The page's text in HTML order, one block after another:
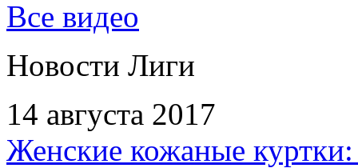
Все видео
Новости Лиги
14 августа 2017
Женские кожаные